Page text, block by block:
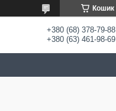
Кошик
+380 (68) 378-79-88
+380 (63) 461-98-69